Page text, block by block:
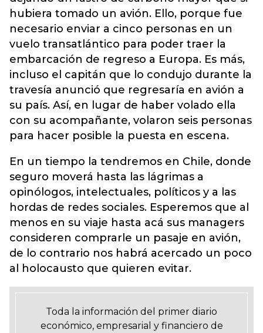
hubiera tomado un avión. Ello, porque fue
necesario enviar a cinco personas en un
vuelo transatlántico para poder traer la
embarcación de regreso a Europa. Es más,
incluso el capitán que lo condujo durante la
travesía anunció que regresaría en avión a
su país. Así, en lugar de haber volado ella
con su acompañante, volaron seis personas
para hacer posible la puesta en escena.
En un tiempo la tendremos en Chile, donde
seguro moverá hasta las lágrimas a
opinólogos, intelectuales, políticos y a las
hordas de redes sociales. Esperemos que al
menos en su viaje hasta acá sus managers
consideren comprarle un pasaje en avión,
de lo contrario nos habrá acercado un poco
al holocausto que quieren evitar.
Toda la información del primer diario
económico, empresarial y financiero de